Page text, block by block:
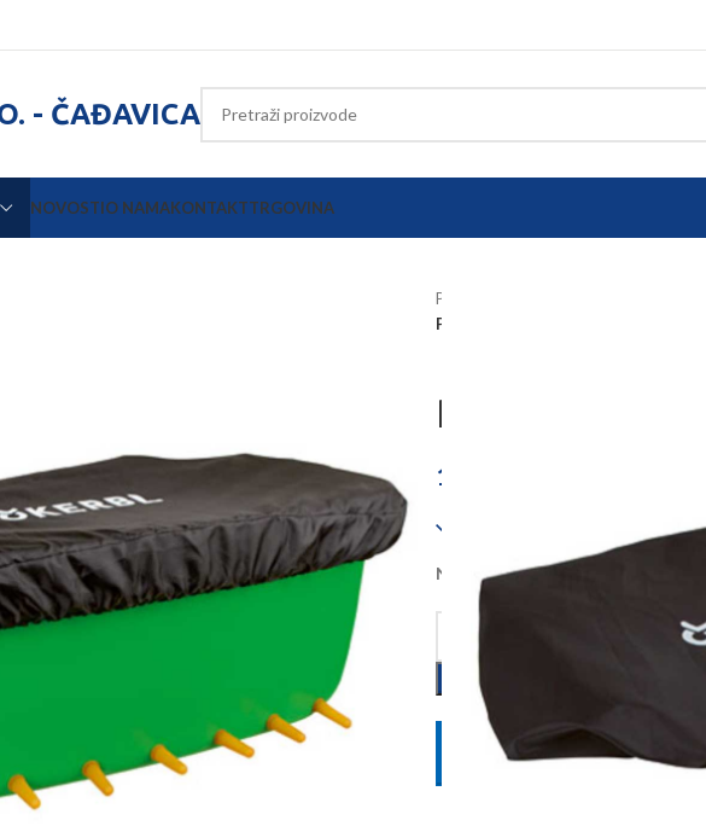
- ČAĐAVICA
NOVOSTIO NAMAKONTAKTTRGOVINA
Početna
Pokrivač za grupnu hranilicu za
Pokrivač za
14,03
Na zalihi kod dobavljača, dobava
POŠALJITE UPIT